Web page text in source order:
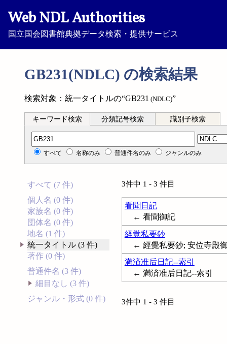
Web NDL Authorities
国立国会図書館典拠データ検索・提供サービス
GB231(NDLC) の検索結果
検索対象：統一タイトルの“GB231 (NDLC)”
キーワード検索 分類記号検索 識別子検索
分類記号検索
すべて 名称のみ 普通件名のみ ジャンルのみ
すべて (7 件)
個人名 (0 件)
家族名 (0 件)
団体名 (0 件)
地名 (1 件)
統一タイトル (3 件)
著作 (0 件)
普通件名 (3 件)
細目なし (3 件)
ジャンル・形式 (0 件)
3件中 1 - 3 件目
看聞日記
← 看聞御記
経覚私要鈔
← 經覺私要鈔; 安位寺殿
満済准后日記--索引
← 満済准后日記--索引
3件中 1 - 3 件目